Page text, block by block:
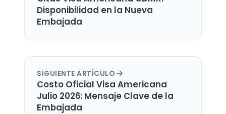
Disponibilidad en la Nueva
Embajada
SIGUIENTE ARTÍCULO
Costo Oficial Visa Americana
Julio 2026: Mensaje Clave de la
Embajada